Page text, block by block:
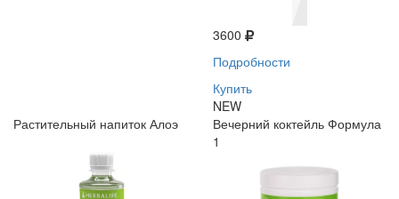
3600
Подробности
Купить
NEW
Растительный напиток Алоэ
Вечерний коктейль Формула
1